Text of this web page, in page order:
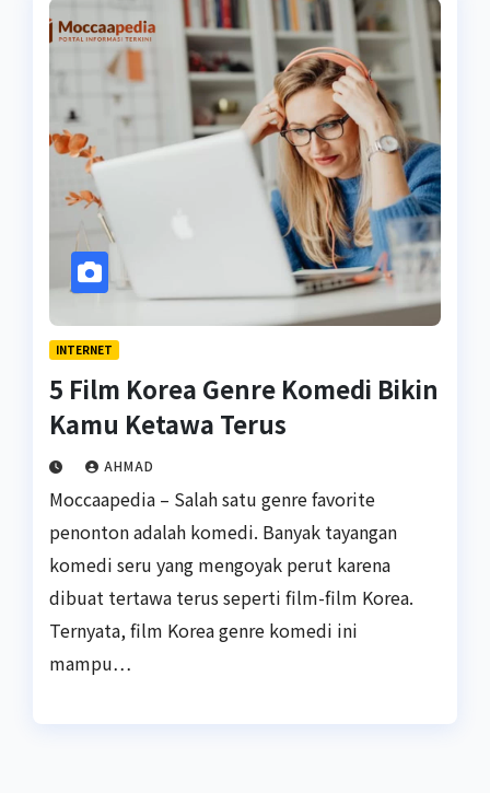
INTERNET
5 Film Korea Genre Komedi Bikin
Kamu Ketawa Terus
AHMAD
Moccaapedia – Salah satu genre favorite
penonton adalah komedi. Banyak tayangan
komedi seru yang mengoyak perut karena
dibuat tertawa terus seperti film-film Korea.
Ternyata, film Korea genre komedi ini
mampu…